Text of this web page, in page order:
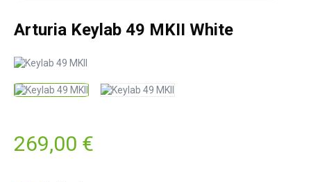
Arturia Keylab 49 MKII White
269,00 €